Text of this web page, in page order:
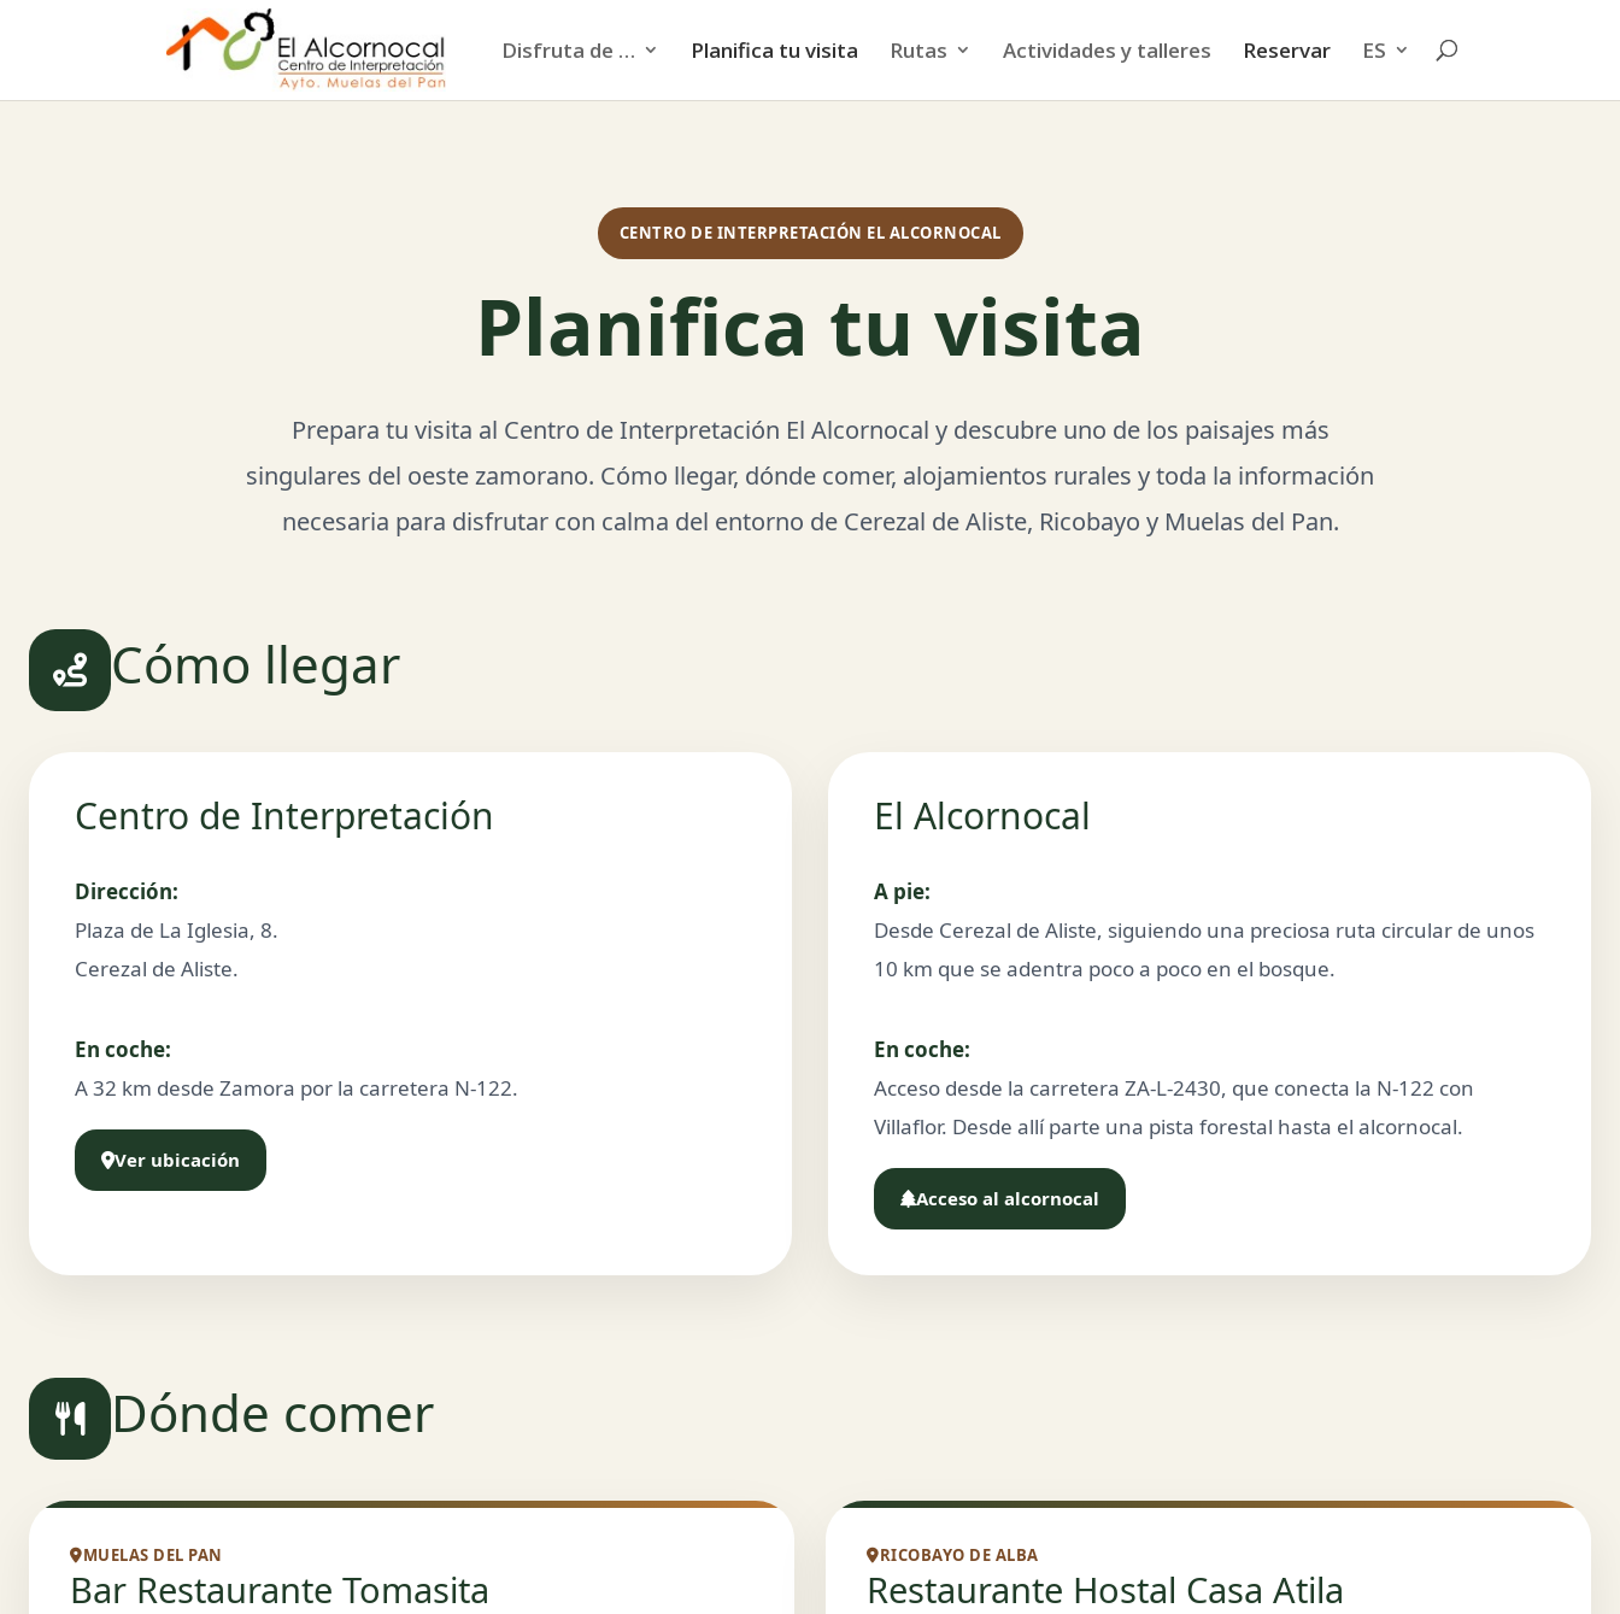
Disfruta de … Planifica tu visita Rutas Actividades y talleres Reservar ES
CENTRO DE INTERPRETACIÓN EL ALCORNOCAL
Planifica tu visita
Prepara tu visita al Centro de Interpretación El Alcornocal y descubre uno de los paisajes más
singulares del oeste zamorano. Cómo llegar, dónde comer, alojamientos rurales y toda la información
necesaria para disfrutar con calma del entorno de Cerezal de Aliste, Ricobayo y Muelas del Pan.
Cómo llegar
Centro de Interpretación
Dirección:
Plaza de La Iglesia, 8.
Cerezal de Aliste.
En coche:
A 32 km desde Zamora por la carretera N-122.
Ver ubicación
El Alcornocal
A pie:
Desde Cerezal de Aliste, siguiendo una preciosa ruta circular de unos
10 km que se adentra poco a poco en el bosque.
En coche:
Acceso desde la carretera ZA-L-2430, que conecta la N-122 con
Villaflor. Desde allí parte una pista forestal hasta el alcornocal.
Acceso al alcornocal
Dónde comer
MUELAS DEL PAN
Bar Restaurante Tomasita
RICOBAYO DE ALBA
Restaurante Hostal Casa Atila